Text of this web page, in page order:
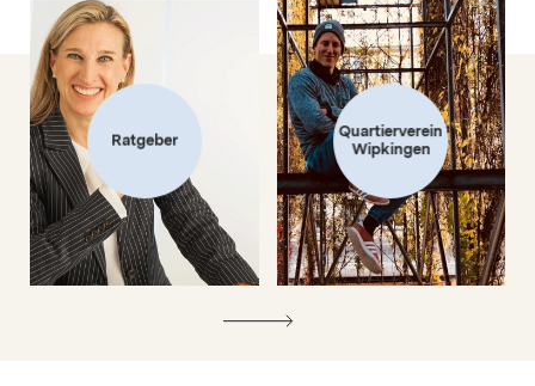
Ratgeber
Quartierverein
Wipkingen